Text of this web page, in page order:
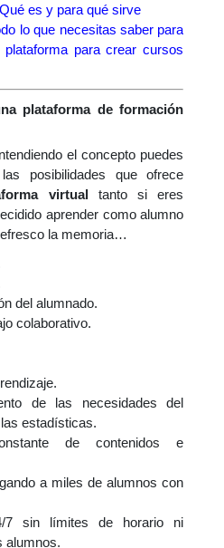
es y para qué sirve
lo que necesitas saber para
para crear cursos
plataforma de formación
el concepto puedes
posibilidades que ofrece
virtualtanto si eres
aprender como alumno
la memoria…
del alumnado.
colaborativo.
de las necesidades del
estadísticas.
de contenidos e
a miles de alumnos con
7 sin límites de horario ni
alumnos.